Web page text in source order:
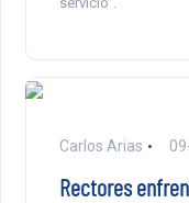
Carlos Arias
Rectores